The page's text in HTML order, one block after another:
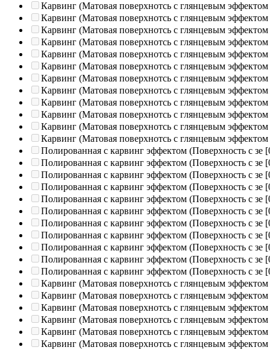
Карвинг (Матовая поверхнотсь с глянцевым эффектом
Карвинг (Матовая поверхнотсь с глянцевым эффектом
Карвинг (Матовая поверхнотсь с глянцевым эффектом
Карвинг (Матовая поверхнотсь с глянцевым эффектом
Карвинг (Матовая поверхнотсь с глянцевым эффектом
Карвинг (Матовая поверхнотсь с глянцевым эффектом
Карвинг (Матовая поверхнотсь с глянцевым эффектом
Карвинг (Матовая поверхнотсь с глянцевым эффектом
Карвинг (Матовая поверхнотсь с глянцевым эффектом
Карвинг (Матовая поверхнотсь с глянцевым эффектом
Карвинг (Матовая поверхнотсь с глянцевым эффектом
Карвинг (Матовая поверхнотсь с глянцевым эффектом
Полированная c карвинг эффектом (Поверхность с зе
Полированная c карвинг эффектом (Поверхность с зе
Полированная c карвинг эффектом (Поверхность с зе
Полированная c карвинг эффектом (Поверхность с зе
Полированная c карвинг эффектом (Поверхность с зе
Полированная c карвинг эффектом (Поверхность с зе
Полированная c карвинг эффектом (Поверхность с зе
Полированная c карвинг эффектом (Поверхность с зе
Полированная c карвинг эффектом (Поверхность с зе
Полированная c карвинг эффектом (Поверхность с зе
Полированная c карвинг эффектом (Поверхность с зе
Карвинг (Матовая поверхнотсь с глянцевым эффектом
Карвинг (Матовая поверхнотсь с глянцевым эффектом
Карвинг (Матовая поверхнотсь с глянцевым эффектом
Карвинг (Матовая поверхнотсь с глянцевым эффектом
Карвинг (Матовая поверхнотсь с глянцевым эффектом
Карвинг (Матовая поверхнотсь с глянцевым эффектом